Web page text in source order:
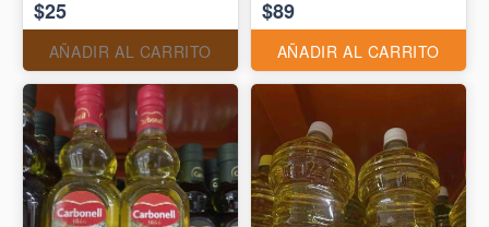
$25
AÑADIR AL CARRITO
$89
AÑADIR AL CARRITO